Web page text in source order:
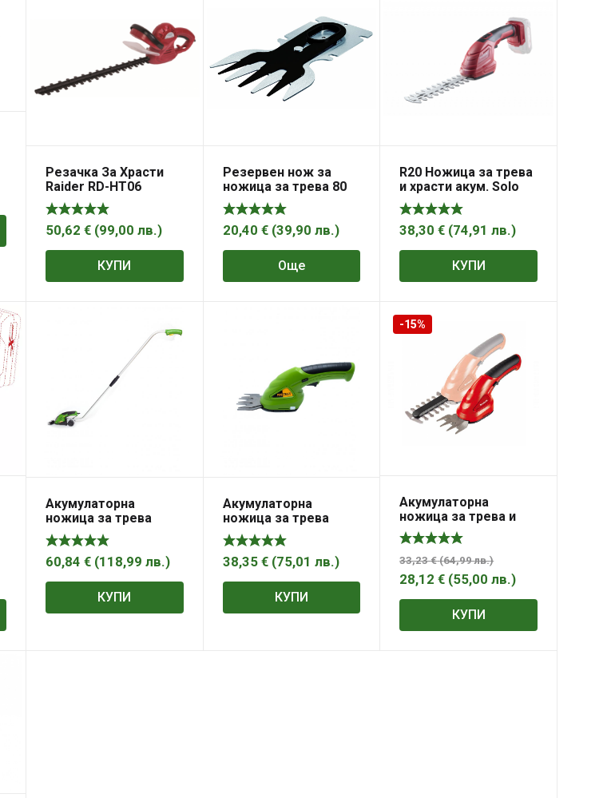
Резачка За Храсти
Raider RD-HT06
50,62 € (99,00 лв.)
КУПИ
Резервен нож за
ножица за трева 80
мм , Bosch
20,40 € (39,90 лв.)
Още
R20 Ножица за трева
и храсти акум. Solo
RDP-SGSS20
38,30€ (74,91лв.)
КУПИ
Акумулаторна
ножица за трева
Procraft PGH1300
3,6V, телескопична
дръжка с колела
60,84 € (118,99 лв.)
КУПИ
Акумулаторна
ножица за трева
Procraft PGH1500
3,6V
38,35 € (75,01 лв.)
КУПИ
-15%
Акумулаторна
ножица за трева и
храсти EINHELL GC-
CG 3,6 Li WT
33,23€ (64,99лв.)
28,12€ (55,00лв.)
КУПИ